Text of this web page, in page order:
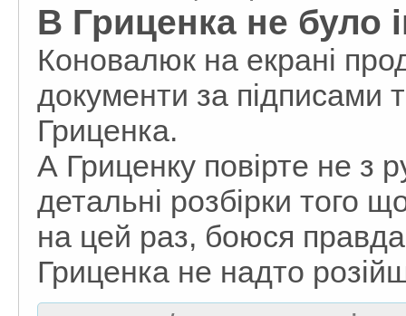
В Гриценка не було
Коновалюк на екрані
документи за підписами
Гриценка.
А Гриценку повірте не з
детальні розбірки того
на цей раз, боюся
Гриценка не надто